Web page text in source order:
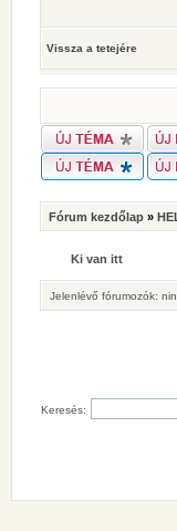
Vissza a tetejére
Fórum kezdőlap »
Ki van itt
Jelenlévő fórumozók:
Keresés: